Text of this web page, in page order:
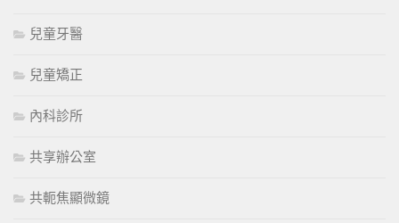
兒童牙醫
兒童矯正
內科診所
共享辦公室
共軛焦顯微鏡